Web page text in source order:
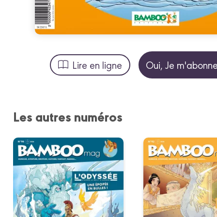
Lire en ligne Oui, Je
Les autres numéros